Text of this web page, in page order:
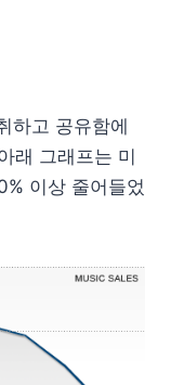
하고 공유함에
래 그래프는 미
이상 줄어들었